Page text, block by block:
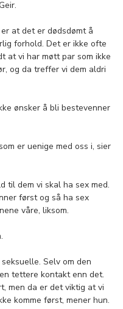
at det er dødsdømt å
forhold. Det er ikke ofte
at vi har møtt par som ikke
og da treffer vi dem aldri
ønsker å bli bestevenner
er uenige med oss i, sier
til dem vi skal ha sex med.
først og så ha sex
våre, liksom.
Selv om den
tettere kontakt enn det.
men da er det viktig at vi
komme først, mener hun.